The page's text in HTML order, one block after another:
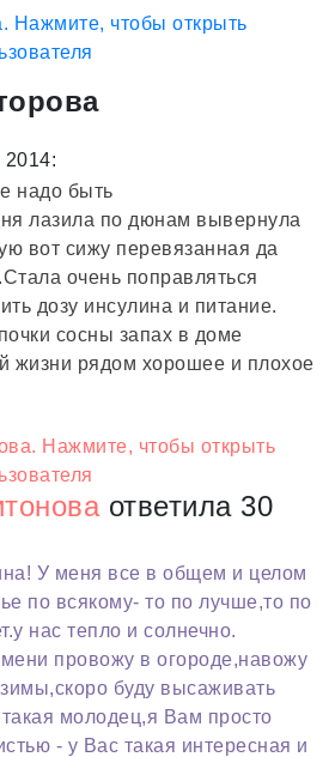
2014:
надо быть
лазила по дюнам вывернула
вот сижу перевязанная да
очень поправляться
дозу инсулина и питание.
сосны запах в доме
жизни рядом хорошее и плохое
ответила 30
У меня все в общем и целом
по всякому- то по лучше,то по
нас тепло и солнечно.
провожу в огороде,навожу
буду высаживать
молодец,я Вам просто
- у Вас такая интересная и